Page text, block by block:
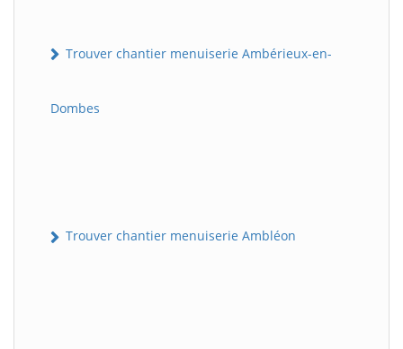
Trouver chantier menuiserie Ambérieux-en-
Dombes
Trouver chantier menuiserie Ambléon